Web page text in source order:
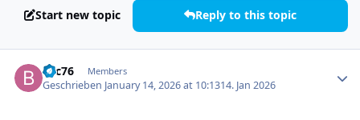
Start new topic Reply to this topic
bsc76 Members
Geschrieben January 14, 2026 at 10:1314. Jan 2026